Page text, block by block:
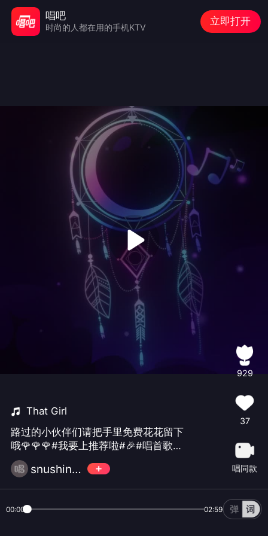
That Girl
路过的小伙伴们请把手里免费花花留下
哦🌹🌹🌹#我要上推荐啦#🎉#唱首歌说
晚安#❤️❤️❤️☀️💓🌈
snushine🎶💥
929
37
唱同款
00:00 02:59
唱吧
时尚的人都在用的手机KTV
立即打开